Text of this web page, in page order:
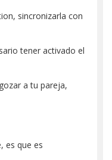
sincronizarla con
tener activado el
a tu pareja,
es que es